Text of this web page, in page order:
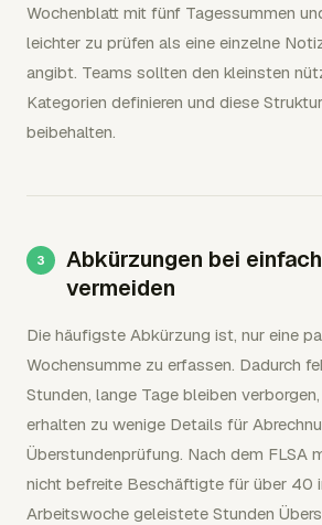
Wochenblatt mit fünf Tagessummen
leichter zu prüfen als eine einzelne
angibt. Teams sollten den kleinsten
Kategorien definieren und diese
beibehalten.
Abkürzungen bei
vermeiden
Die häufigste Abkürzung ist, nur eine
Wochensumme zu erfassen. Dadurch
Stunden, lange Tage bleiben
erhalten zu wenige Details für
Überstundenprüfung. Nach dem FLSA
nicht befreite Beschäftigte für über 40
Arbeitswoche geleistete Stunden